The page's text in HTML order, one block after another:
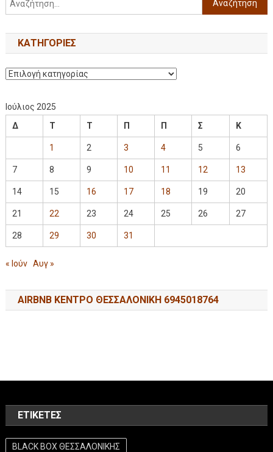
KΑΤΗΓΟΡΊΕΣ
Ιούλιος 2025
Δ
Τ Τ Π Π Σ Κ
1 2 3 4 5 6
7 8 9 10 11 12 13
14 15 16 17 18 19 20
21 22 23 24 25 26 27
28 29 30 31
« Ιούν Αυγ »
AIRBNB ΚΕΝΤΡΟ ΘΕΣΣΑΛΟΝΙΚΗ 6945018764
ΕΤΙΚΈΤΕΣ
BLACK BOX ΘΕΣΣΑΛΟΝΙΚΗΣ